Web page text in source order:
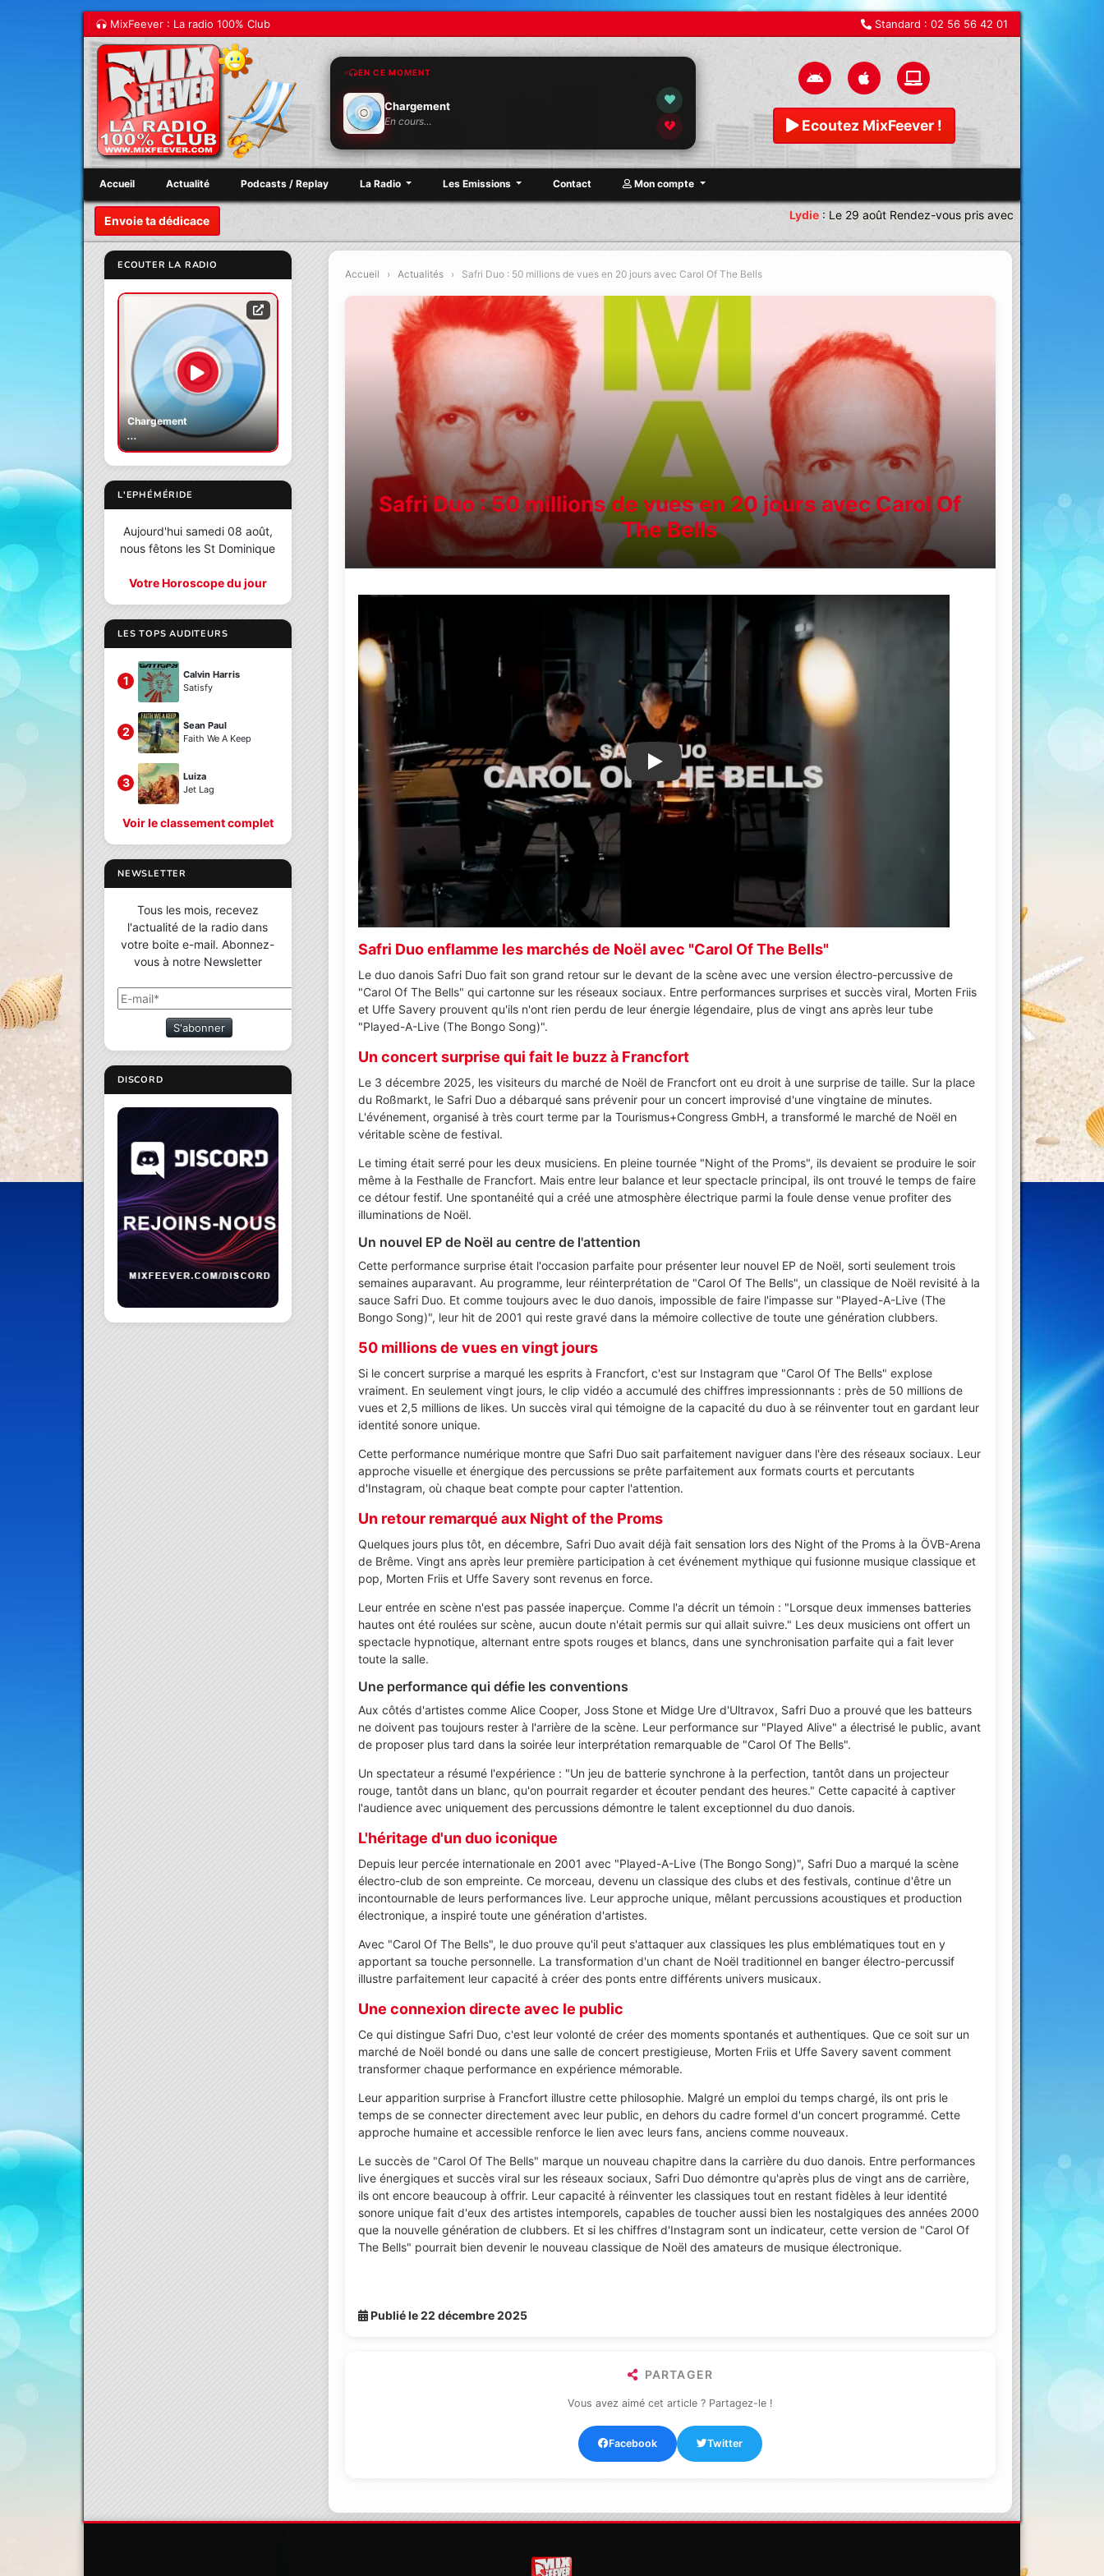
MixFeever : La radio 100% Club Standard : 02 56 56 42 01
EN CE MOMENT
Chargement
En cours… Ecoutez MixFeever !
Accueil Actualité Podcasts / Replay La Radio Les Emissions Contact Mon compte
Envoie ta dédicace Le 29 août Rendez-vous pris avec une équipe
ECOUTER LA RADIO
Chargement
...
L'EPHÉMÉRIDE
Aujourd'hui samedi 08 août,
nous fêtons les St Dominique
Votre Horoscope du jour
LES TOPS AUDITEURS
1
Calvin Harris
Satisfy
2
Sean Paul
Faith We A Keep
3
Luiza
Jet Lag
Voir le classement complet
NEWSLETTER
Tous les mois, recevez
l'actualité de la radio dans
votre boite e-mail. Abonnez-
vous à notre Newsletter
S'abonner
DISCORD
Accueil › Actualités › Safri Duo : 50 millions de vues en 20 jours avec Carol Of The Bells
Safri Duo : 50 millions de vues en 20 jours avec Carol Of
The Bells
Lire la vidéo YouTube
Safri Duo enflamme les marchés de Noël avec "Carol Of The Bells"
Le duo danois Safri Duo fait son grand retour sur le devant de la scène avec une version électro-percussive de
"Carol Of The Bells" qui cartonne sur les réseaux sociaux. Entre performances surprises et succès viral, Morten Friis
et Uffe Savery prouvent qu'ils n'ont rien perdu de leur énergie légendaire, plus de vingt ans après leur tube
"Played-A-Live (The Bongo Song)".
Un concert surprise qui fait le buzz à Francfort
Le 3 décembre 2025, les visiteurs du marché de Noël de Francfort ont eu droit à une surprise de taille. Sur la place
du Roßmarkt, le Safri Duo a débarqué sans prévenir pour un concert improvisé d'une vingtaine de minutes.
L'événement, organisé à très court terme par la Tourismus+Congress GmbH, a transformé le marché de Noël en
véritable scène de festival.
Le timing était serré pour les deux musiciens. En pleine tournée "Night of the Proms", ils devaient se produire le soir
même à la Festhalle de Francfort. Mais entre leur balance et leur spectacle principal, ils ont trouvé le temps de faire
ce détour festif. Une spontanéité qui a créé une atmosphère électrique parmi la foule dense venue profiter des
illuminations de Noël.
Un nouvel EP de Noël au centre de l'attention
Cette performance surprise était l'occasion parfaite pour présenter leur nouvel EP de Noël, sorti seulement trois
semaines auparavant. Au programme, leur réinterprétation de "Carol Of The Bells", un classique de Noël revisité à la
sauce Safri Duo. Et comme toujours avec le duo danois, impossible de faire l'impasse sur "Played-A-Live (The
Bongo Song)", leur hit de 2001 qui reste gravé dans la mémoire collective de toute une génération clubbers.
50 millions de vues en vingt jours
Si le concert surprise a marqué les esprits à Francfort, c'est sur Instagram que "Carol Of The Bells" explose
vraiment. En seulement vingt jours, le clip vidéo a accumulé des chiffres impressionnants : près de 50 millions de
vues et 2,5 millions de likes. Un succès viral qui témoigne de la capacité du duo à se réinventer tout en gardant leur
identité sonore unique.
Cette performance numérique montre que Safri Duo sait parfaitement naviguer dans l'ère des réseaux sociaux. Leur
approche visuelle et énergique des percussions se prête parfaitement aux formats courts et percutants
d'Instagram, où chaque beat compte pour capter l'attention.
Un retour remarqué aux Night of the Proms
Quelques jours plus tôt, en décembre, Safri Duo avait déjà fait sensation lors des Night of the Proms à la ÖVB-Arena
de Brême. Vingt ans après leur première participation à cet événement mythique qui fusionne musique classique et
pop, Morten Friis et Uffe Savery sont revenus en force.
Leur entrée en scène n'est pas passée inaperçue. Comme l'a décrit un témoin : "Lorsque deux immenses batteries
hautes ont été roulées sur scène, aucun doute n'était permis sur qui allait suivre." Les deux musiciens ont offert un
spectacle hypnotique, alternant entre spots rouges et blancs, dans une synchronisation parfaite qui a fait lever
toute la salle.
Une performance qui défie les conventions
Aux côtés d'artistes comme Alice Cooper, Joss Stone et Midge Ure d'Ultravox, Safri Duo a prouvé que les batteurs
ne doivent pas toujours rester à l'arrière de la scène. Leur performance sur "Played Alive" a électrisé le public, avant
de proposer plus tard dans la soirée leur interprétation remarquable de "Carol Of The Bells".
Un spectateur a résumé l'expérience : "Un jeu de batterie synchrone à la perfection, tantôt dans un projecteur
rouge, tantôt dans un blanc, qu'on pourrait regarder et écouter pendant des heures." Cette capacité à captiver
l'audience avec uniquement des percussions démontre le talent exceptionnel du duo danois.
L'héritage d'un duo iconique
Depuis leur percée internationale en 2001 avec "Played-A-Live (The Bongo Song)", Safri Duo a marqué la scène
électro-club de son empreinte. Ce morceau, devenu un classique des clubs et des festivals, continue d'être un
incontournable de leurs performances live. Leur approche unique, mêlant percussions acoustiques et production
électronique, a inspiré toute une génération d'artistes.
Avec "Carol Of The Bells", le duo prouve qu'il peut s'attaquer aux classiques les plus emblématiques tout en y
apportant sa touche personnelle. La transformation d'un chant de Noël traditionnel en banger électro-percussif
illustre parfaitement leur capacité à créer des ponts entre différents univers musicaux.
Une connexion directe avec le public
Ce qui distingue Safri Duo, c'est leur volonté de créer des moments spontanés et authentiques. Que ce soit sur un
marché de Noël bondé ou dans une salle de concert prestigieuse, Morten Friis et Uffe Savery savent comment
transformer chaque performance en expérience mémorable.
Leur apparition surprise à Francfort illustre cette philosophie. Malgré un emploi du temps chargé, ils ont pris le
temps de se connecter directement avec leur public, en dehors du cadre formel d'un concert programmé. Cette
approche humaine et accessible renforce le lien avec leurs fans, anciens comme nouveaux.
Le succès de "Carol Of The Bells" marque un nouveau chapitre dans la carrière du duo danois. Entre performances
live énergiques et succès viral sur les réseaux sociaux, Safri Duo démontre qu'après plus de vingt ans de carrière,
ils ont encore beaucoup à offrir. Leur capacité à réinventer les classiques tout en restant fidèles à leur identité
sonore unique fait d'eux des artistes intemporels, capables de toucher aussi bien les nostalgiques des années 2000
que la nouvelle génération de clubbers. Et si les chiffres d'Instagram sont un indicateur, cette version de "Carol Of
The Bells" pourrait bien devenir le nouveau classique de Noël des amateurs de musique électronique.
Publié le 22 décembre 2025
PARTAGER
Vous avez aimé cet article ? Partagez-le !
Facebook Twitter